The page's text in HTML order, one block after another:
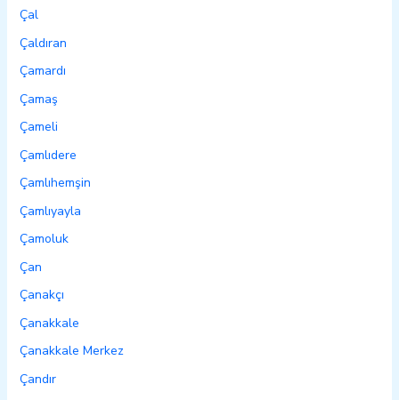
Çal
Çaldıran
Çamardı
Çamaş
Çameli
Çamlıdere
Çamlıhemşin
Çamlıyayla
Çamoluk
Çan
Çanakçı
Çanakkale
Çanakkale Merkez
Çandır